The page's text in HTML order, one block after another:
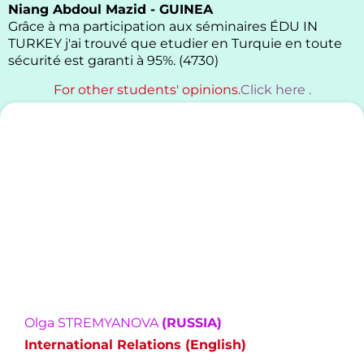
Niang Abdoul Mazid - GUINEA
Grâce à ma participation aux séminaires ÉDU IN
TURKEY j'ai trouvé que etudier en Turquie en toute
sécurité est garanti à 95%. (4730)
For other students' opinions.Click here .
Olga STREMYANOVA (RUSSIA)
International Relations (English)